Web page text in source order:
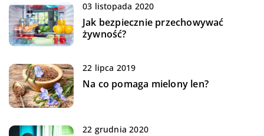
03 listopada 2020
Jak bezpiecznie przechowywać
żywność?
22 lipca 2019
Na co pomaga mielony len?
22 grudnia 2020